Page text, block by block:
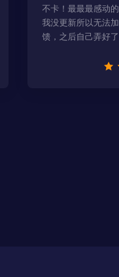
不卡！最最最感动
我没更新所以无法
馈，之后自己弄好